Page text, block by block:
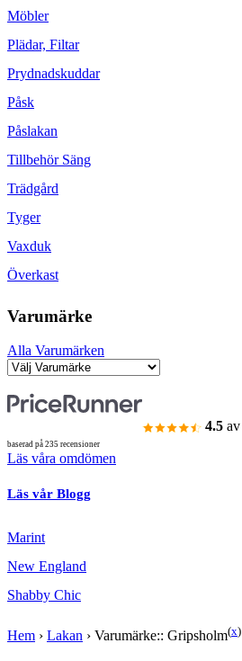
Möbler
Plädar, Filtar
Prydnadskuddar
Påsk
Påslakan
Tillbehör Säng
Trädgård
Tyger
Vaxduk
Överkast
Varumärke
Alla Varumärken
4.5 av
baserad på 235 recensioner
Läs våra omdömen
Läs vår Blogg
Marint
New England
Shabby Chic
Hem › Lakan › Varumärke:: Gripsholm(x)